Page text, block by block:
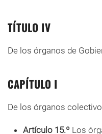
TÍTULO IV
De los órganos de
CAPÍTULO I
De los órganos
Artículo 15.º Los